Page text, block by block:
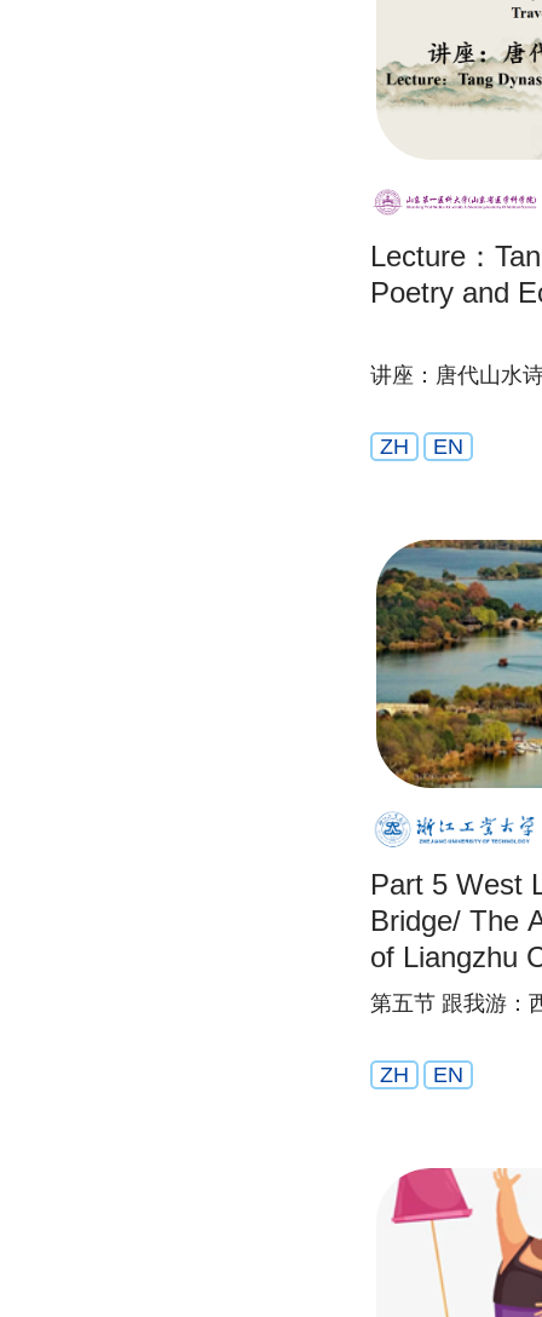
Lecture：
Poetry and
讲座：唐代山水
ZH EN
Part 5 West
Bridge/ The
of Liangzhu
第五节 跟我游：
ZH EN